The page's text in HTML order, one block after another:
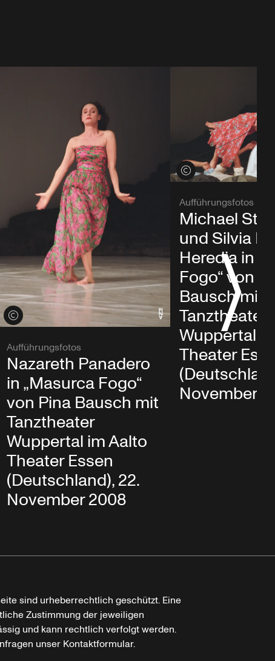
Credits öffnen
Aufführungsfotos
Nazareth Panadero
in „Masurca Fogo“
von Pina Bausch mit
Tanztheater
Wuppertal im Aalto
Theater Essen
(Deutschland), 22.
November 2008
Credits öffnen
Aufführungsfotos
Michael
und Silvia
Heredia in
Fogo“ von
Bausch mit
Tanztheater
Wuppertal
Theater
November
sind urheberrechtlich geschützt. Eine
Zustimmung der jeweiligen
und kann rechtlich verfolgt werden.
unser Kontaktformular.